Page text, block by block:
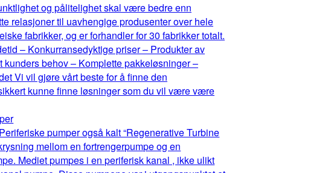
og pålitelighet skal være bedre enn
relasjoner til uavhengige produsenter over hele
fabrikker, og er forhandler for 30 fabrikker totalt.
– Konkurransedyktige priser – Produkter av
behov – Komplette pakkeløsninger –
Vi vil gjøre vårt beste for å finne den
kunne finne løsninger som du vil være være
pumper også kalt “Regenerative Turbine
mellom en fortrengerpumpe og en
Mediet pumpes i en periferisk kanal , ikke ulikt